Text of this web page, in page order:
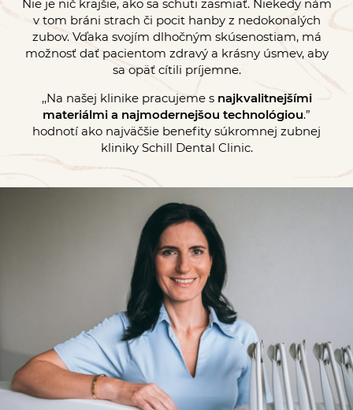
Nie je nič krajšie, ako sa schuti zasmiať. Niekedy nám
v tom bráni strach či pocit hanby z nedokonalých
zubov. Vďaka svojím dlhočným skúsenostiam, má
možnosť dať pacientom zdravý a krásny úsmev, aby
sa opäť cítili príjemne.
,,Na našej klinike pracujeme s najkvalitnejšími
materiálmi a najmodernejšou technológiou.”
hodnotí ako najväčšie benefity súkromnej zubnej
kliniky Schill Dental Clinic.